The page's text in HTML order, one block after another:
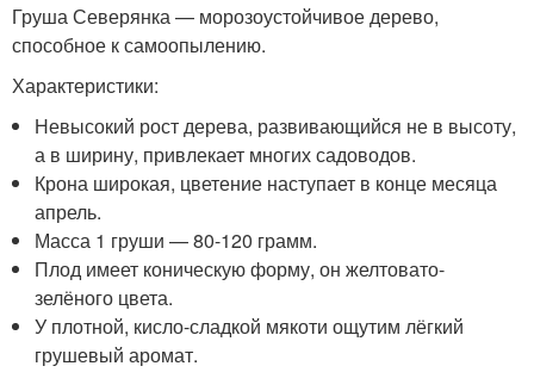
Груша Северянка — морозоустойчивое дерево,
способное к самоопылению.
Характеристики:
Невысокий рост дерева, развивающийся не в высоту,
а в ширину, привлекает многих садоводов.
Крона широкая, цветение наступает в конце месяца
апрель.
Масса 1 груши — 80-120 грамм.
Плод имеет коническую форму, он желтовато-
зелёного цвета.
У плотной, кисло-сладкой мякоти ощутим лёгкий
грушевый аромат.